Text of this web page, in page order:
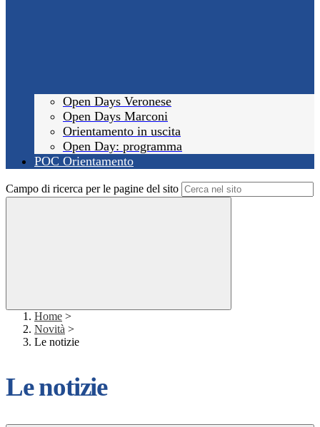
Open Days Veronese
Open Days Marconi
Orientamento in uscita
Open Day: programma
POC Orientamento
Campo di ricerca per le pagine del sito
Home >
Novità >
Le notizie
Le notizie